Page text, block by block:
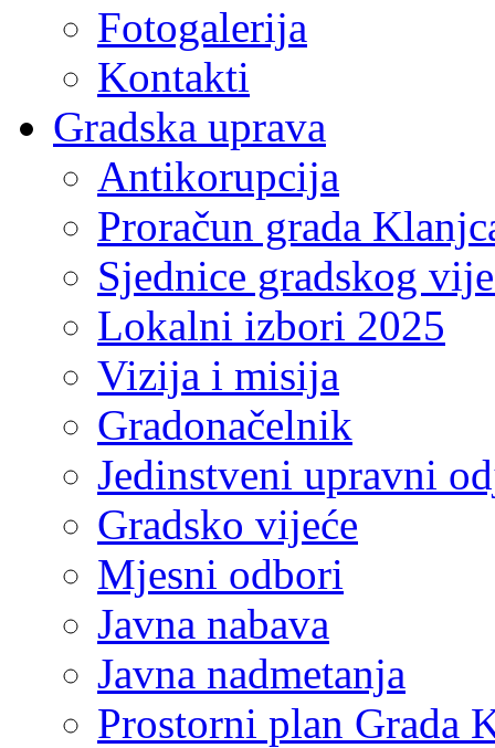
Fotogalerija
Kontakti
Gradska uprava
Antikorupcija
Proračun grada
Sjednice gradskog
Lokalni izbori 2025
Vizija i misija
Gradonačelnik
Jedinstveni upravni
Gradsko vijeće
Mjesni odbori
Javna nabava
Javna nadmetanja
Prostorni plan Grada